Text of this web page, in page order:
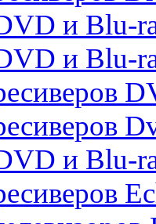
и Blu-
и Blu-
и Blu-